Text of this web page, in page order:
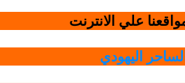
علي الانترنت
اليهودي